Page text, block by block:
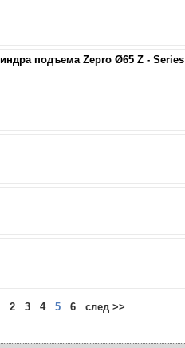
подъема Zepro Ø65 Z - Series
2 3 4 5 6 след >>